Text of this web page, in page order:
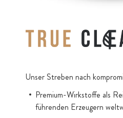
Unser Streben nach
Premium-Wirkstoffe als
führenden Erzeugern